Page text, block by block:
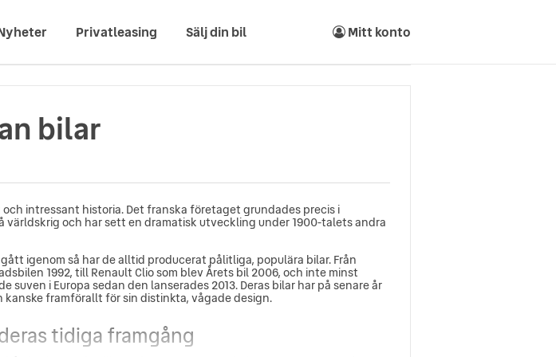
Privatleasing Sälj din bil Mitt konto
bilar
intressant historia. Det franska företaget grundades precis i
och har sett en dramatisk utveckling under 1900-talets andra
igenom så har de alltid producerat pålitliga, populära bilar. Från
1992, till Renault Clio som blev Årets bil 2006, och inte minst
suven i Europa sedan den lanserades 2013. Deras bilar har på senare år
kanske framförallt för sin distinkta, vågade design.
tidiga framgång